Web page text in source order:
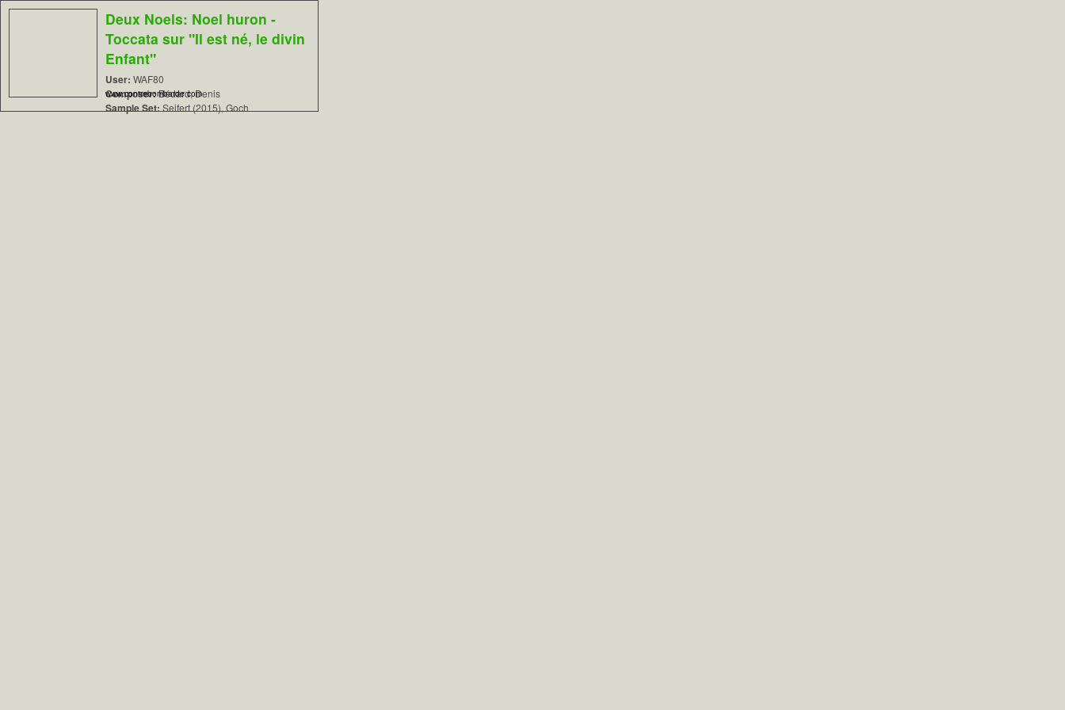
Deux Noels: Noel huron -
Toccata sur "Il est né, le divin
Enfant"
User: WAF80
Composer:Bédard, Denis
Sample Set:Seifert (2015), Goch
www.contrebombarde.com